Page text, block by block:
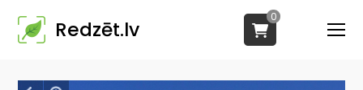
Redzēt.lv
0